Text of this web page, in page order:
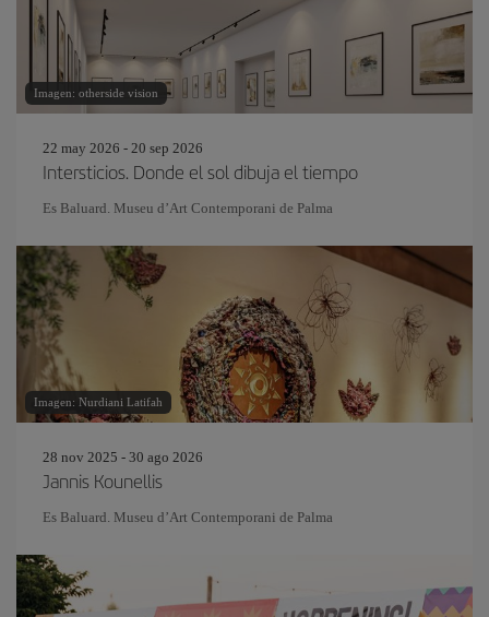
Imagen: otherside vision
22 may 2026 - 20 sep 2026
Intersticios. Donde el sol dibuja el tiempo
Es Baluard. Museu d’Art Contemporani de Palma
Imagen: Nurdiani Latifah
28 nov 2025 - 30 ago 2026
Jannis Kounellis
Es Baluard. Museu d’Art Contemporani de Palma